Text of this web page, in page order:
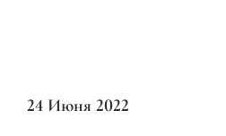
24 Июня 2022